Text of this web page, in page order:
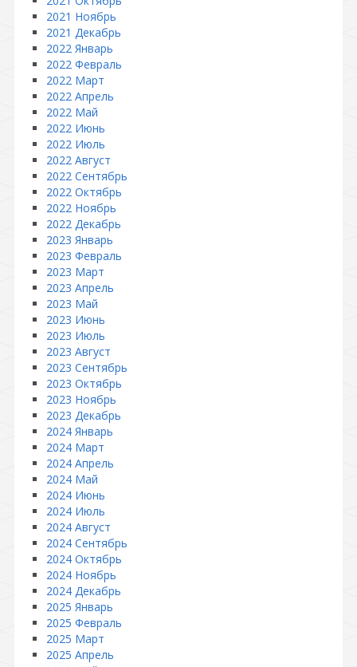
2021 Ноябрь
2021 Декабрь
2022 Январь
2022 Февраль
2022 Март
2022 Апрель
2022 Май
2022 Июнь
2022 Июль
2022 Август
2022 Сентябрь
2022 Октябрь
2022 Ноябрь
2022 Декабрь
2023 Январь
2023 Февраль
2023 Март
2023 Апрель
2023 Май
2023 Июнь
2023 Июль
2023 Август
2023 Сентябрь
2023 Октябрь
2023 Ноябрь
2023 Декабрь
2024 Январь
2024 Март
2024 Апрель
2024 Май
2024 Июнь
2024 Июль
2024 Август
2024 Сентябрь
2024 Октябрь
2024 Ноябрь
2024 Декабрь
2025 Январь
2025 Февраль
2025 Март
2025 Апрель